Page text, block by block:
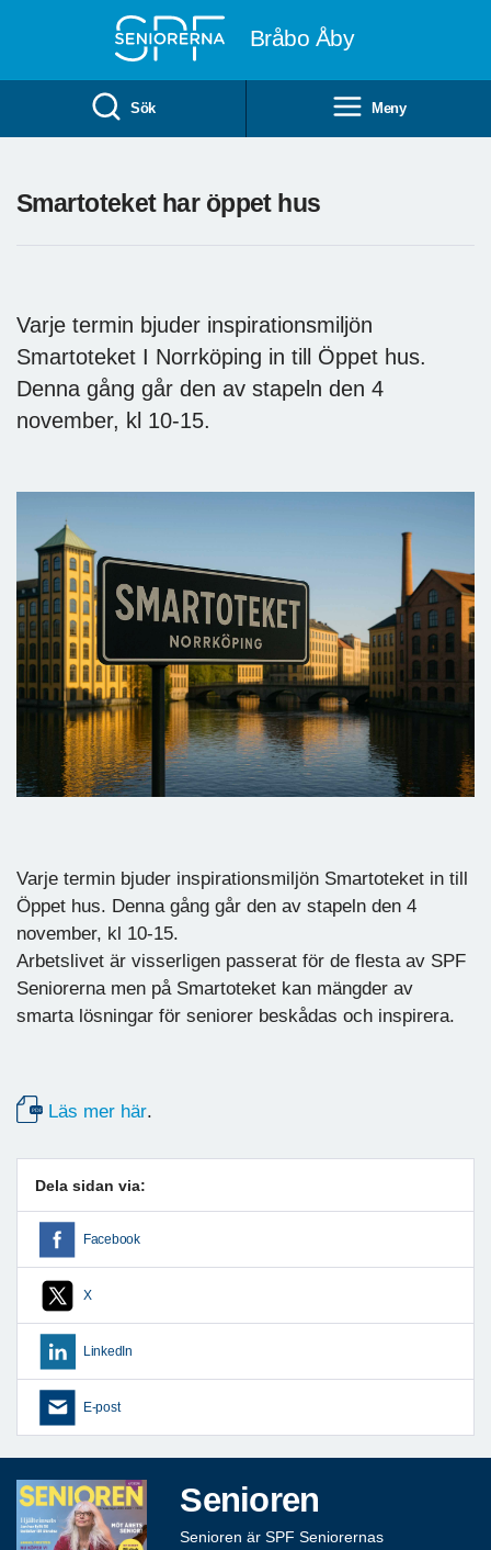
Bråbo Åby
Sök Meny
Smartoteket har öppet hus
Varje termin bjuder inspirationsmiljön
Smartoteket I Norrköping in till Öppet hus.
Denna gång går den av stapeln den 4
november, kl 10-15.
Varje termin bjuder inspirationsmiljön Smartoteket in till
Öppet hus. Denna gång går den av stapeln den 4
november, kl 10-15.
Arbetslivet är visserligen passerat för de flesta av SPF
Seniorerna men på Smartoteket kan mängder av
smarta lösningar för seniorer beskådas och inspirera.
Läs mer här.
Dela sidan via:
Facebook
X
LinkedIn
E-post
Senioren
Senioren är SPF Seniorernas